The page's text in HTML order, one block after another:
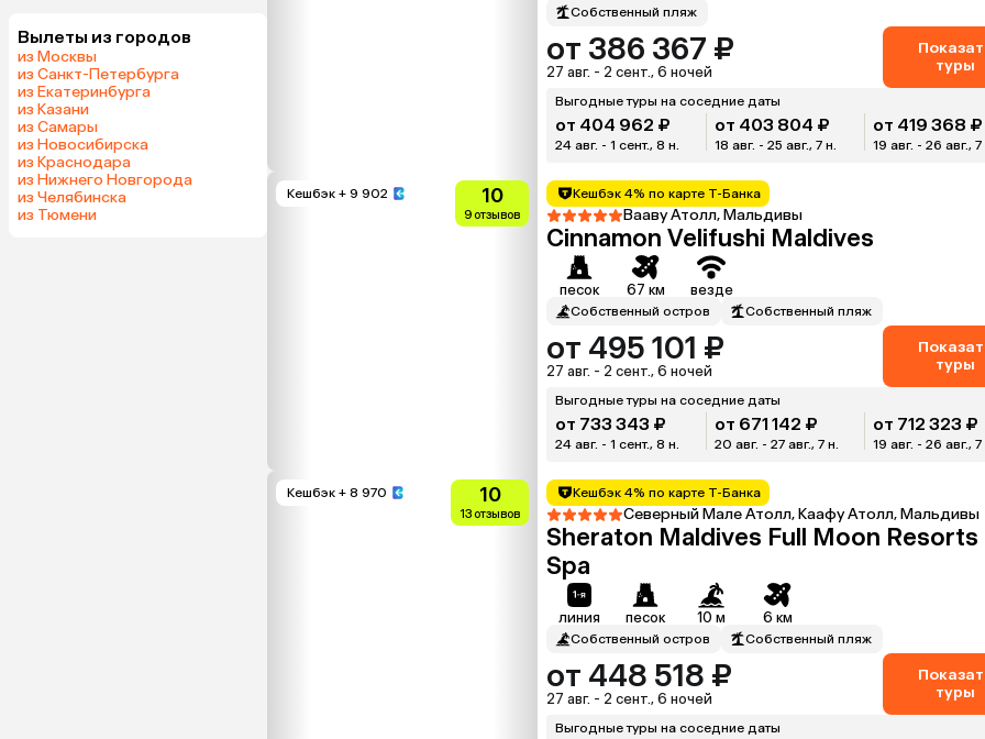
Вылеты из городов
из Москвы
из Санкт-Петербурга
из Екатеринбурга
из Казани
из Самары
из Новосибирска
из Краснодара
из Нижнего Новгорода
из Челябинска
из Тюмени
Собственный пляж
от 386 367 ₽
27 авг. - 2 сент., 6 ночей
туры
Выгодные туры на соседние даты
от 404 962 ₽
24 авг. - 1 сент., 8 н.
от 403 804 ₽
18 авг. - 25 авг., 7 н.
от 419 368 ₽
19 авг. - 26 авг., 7
Кешбэк + 9 902 10
9 отзывов
Кешбэк 4% по карте Т-Банка
Вааву Атолл, Мальдивы
Cinnamon Velifushi Maldives
песок 67 км везде
Собственный остров Собственный пляж
от 495 101 ₽
27 авг. - 2 сент., 6 ночей
туры
Выгодные туры на соседние даты
от 733 343 ₽
24 авг. - 1 сент., 8 н.
от 671 142 ₽
20 авг. - 27 авг., 7 н.
от 712 323 ₽
19 авг. - 26 авг., 7
Кешбэк + 8 970 10
13 отзывов
Кешбэк 4% по карте Т-Банка
Северный Мале Атолл, Каафу Атолл, Мальдивы
Sheraton Maldives Full Moon Resorts
Spa
линия песок 10 м 6 км
Собственный остров Собственный пляж
от 448 518 ₽
27 авг. - 2 сент., 6 ночей
туры
Выгодные туры на соседние даты